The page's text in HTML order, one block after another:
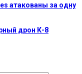
атакованы за одну
дрон К-8